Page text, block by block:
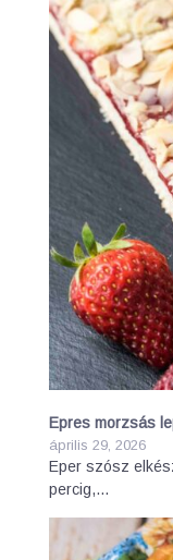
Epres morzsás
április 29, 2026
Eper szósz
percig,…